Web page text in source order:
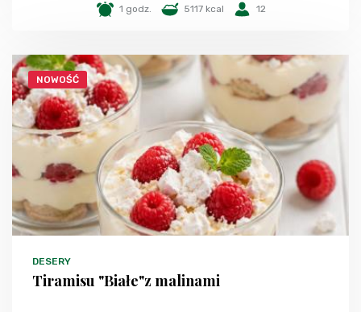
1 godz. 5117 kcal 12
NOWOŚĆ
DESERY
Tiramisu "Białe"z malinami